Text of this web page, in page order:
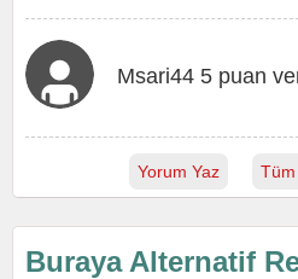
Msari44 5 puan
Yorum Yaz
Buraya Alternatif